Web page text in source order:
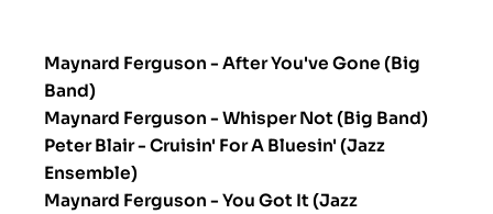
Maynard Ferguson - After You've Gone (Big
Band)
Maynard Ferguson - Whisper Not (Big Band)
Peter Blair - Cruisin' For A Bluesin' (Jazz
Ensemble)
Maynard Ferguson - You Got It (Jazz